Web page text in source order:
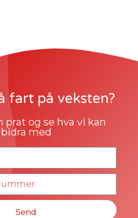
fart på veksten?
prat og se hva vi kan
bidra med
Send